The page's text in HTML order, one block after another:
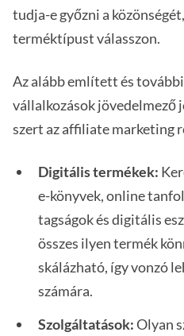
tudja-e győzni a
terméktípust válasszon.
Az alább említett és
vállalkozások jövedelmező
szert az affiliate marketing
Digitális termékek:
e-könyvek, online
tagságok és digitális
összes ilyen termék
skálázható, így vonzó
számára.
Szolgáltatások:Olyan